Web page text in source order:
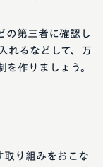
の第三者に確認し
れるなどして、万
作りましょう。
取り組みをおこな